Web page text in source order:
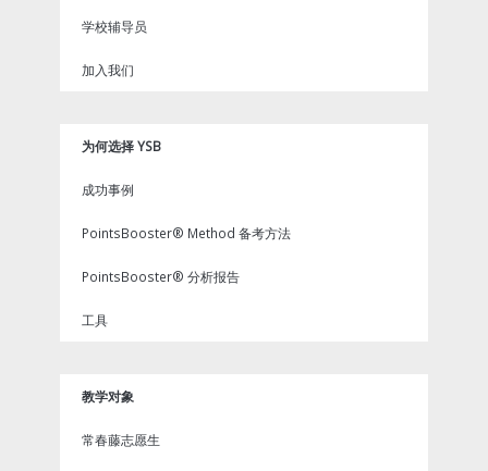
学校辅导员
加入我们
为何选择 YSB
成功事例
PointsBooster® Method 备考方法
PointsBooster® 分析报告
工具
教学对象
常春藤志愿生